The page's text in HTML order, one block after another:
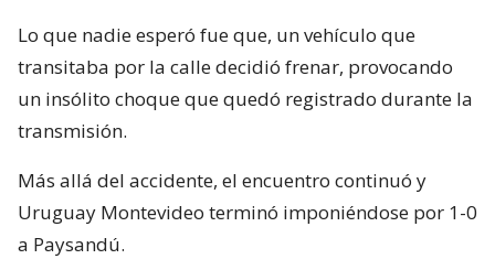
Lo que nadie esperó fue que, un vehículo que
transitaba por la calle decidió frenar, provocando
un insólito choque que quedó registrado durante la
transmisión.
Más allá del accidente, el encuentro continuó y
Uruguay Montevideo terminó imponiéndose por 1-0
a Paysandú.